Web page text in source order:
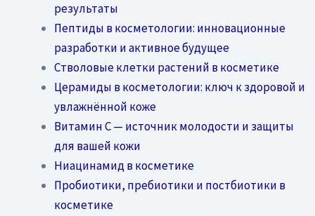
результаты
Пептиды в косметологии: инновационные
разработки и активное будущее
Стволовые клетки растений в косметике
Церамиды в косметологии: ключ к здоровой и
увлажнённой коже
Витамин C — источник молодости и защиты
для вашей кожи
Ниацинамид в косметике
Пробиотики, пребиотики и постбиотики в
косметике